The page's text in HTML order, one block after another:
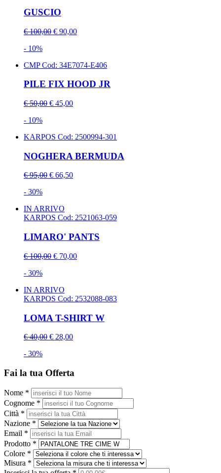
GUSCIO
€ 100,00 € 90,00
- 10%
CMPCod: 34E7074-E406
PILE FIX HOOD JR
€ 50,00 € 45,00
- 10%
KARPOS Cod: 2500994-301
NOGHERA BERMUDA
€ 95,00 € 66,50
- 30%
IN ARRIVO
KARPOS Cod: 2521063-059
LIMARO' PANTS
€ 100,00 € 70,00
- 30%
IN ARRIVO
KARPOS Cod: 2532088-083
LOMA T-SHIRT W
€ 40,00 € 28,00
- 30%
Fai la tua Offerta
Nome *
Cognome *
Città *
Nazione *
Email *
Prodotto *
Colore *
Misura *